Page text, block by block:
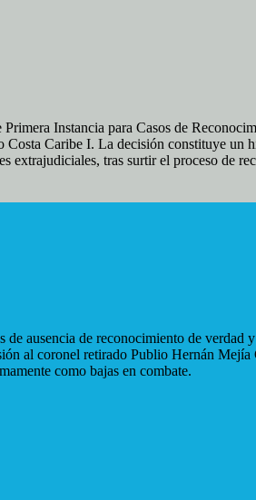
Instancia para Casos de
Costa Caribe I. La decisión constituye
extrajudiciales, tras surtir el proceso de
de ausencia de reconocimiento de
al coronel retirado Publio Hernán
como bajas en combate.